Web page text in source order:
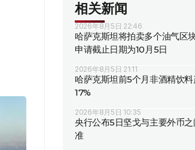
相关新闻
2026年8月5日 22:46
哈萨克斯坦将拍卖多个油气区
申请截止日期为10月5日
2026年8月5日 21:11
哈萨克斯坦前5个月非酒精饮
17%
2026年8月5日 10:35
央行公布5日坚戈与主要外币
准